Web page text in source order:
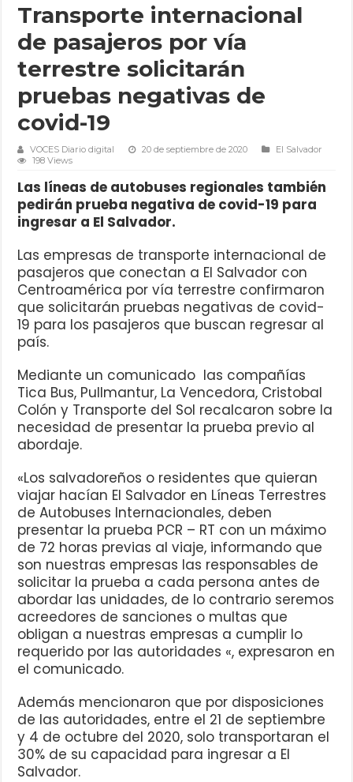
Transporte internacional
de pasajeros por vía
terrestre solicitarán
pruebas negativas de
covid-19
VOCES Diario digital 20 de septiembre de 2020
El Salvador
198 Views
Las líneas de autobuses regionales también
pedirán prueba negativa de covid-19 para
ingresar a El Salvador.
Las empresas de transporte internacional de
pasajeros que conectan a El Salvador con
Centroamérica por vía terrestre confirmaron
que solicitarán pruebas negativas de covid-
19 para los pasajeros que buscan regresar al
país.
Mediante un comunicado las compañías
Tica Bus, Pullmantur, La Vencedora, Cristobal
Colón y Transporte del Sol recalcaron sobre la
necesidad de presentar la prueba previo al
abordaje.
«Los salvadoreños o residentes que quieran
viajar hacían El Salvador en Líneas Terrestres
de Autobuses Internacionales, deben
presentar la prueba PCR – RT con un máximo
de 72 horas previas al viaje, informando que
son nuestras empresas las responsables de
solicitar la prueba a cada persona antes de
abordar las unidades, de lo contrario seremos
acreedores de sanciones o multas que
obligan a nuestras empresas a cumplir lo
requerido por las autoridades «, expresaron en
el comunicado.
Además mencionaron que por disposiciones
de las autoridades, entre el 21 de septiembre
y 4 de octubre del 2020, solo transportaran el
30% de su capacidad para ingresar a El
Salvador.